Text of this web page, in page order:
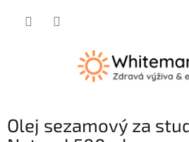
Olej sezamový za